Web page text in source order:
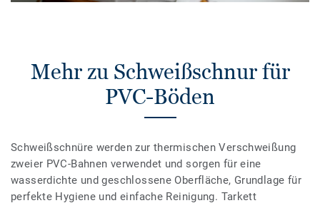
Mehr zu Schweißschnur für
PVC-Böden
Schweißschnüre werden zur thermischen Verschweißung
zweier PVC-Bahnen verwendet und sorgen für eine
wasserdichte und geschlossene Oberfläche, Grundlage für
perfekte Hygiene und einfache Reinigung. Tarkett